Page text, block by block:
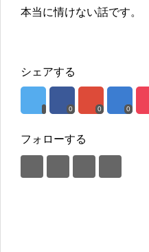
本当に情けない話です。
シェアする
0 0 0
フォローする